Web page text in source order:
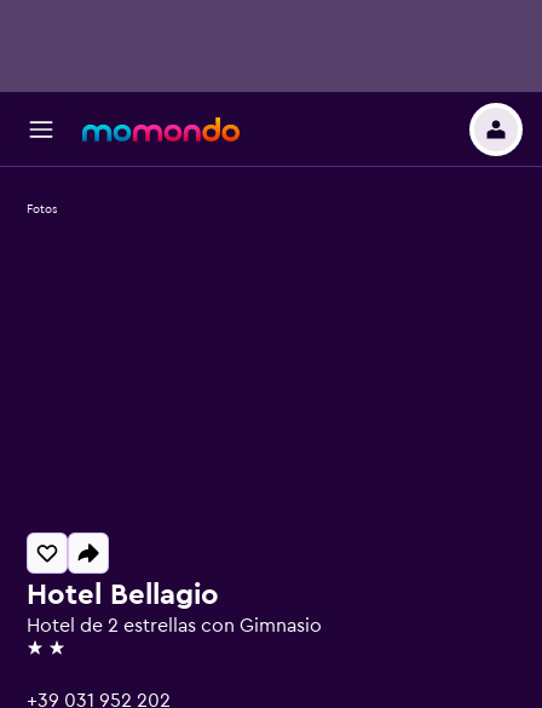
Hotel Bellagio
Hotel de 2 estrellas con Gimnasio
2 estrellas
+39 031 952 202
Fotos